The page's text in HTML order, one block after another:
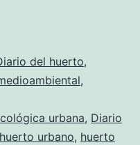
del huerto,
,
urbana, Diario
huerto urbano, huerto